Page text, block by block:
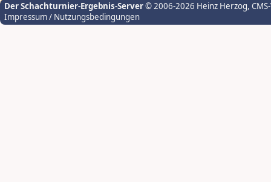
Der Schachturnier-Ergebnis-Server© 2006-2026 Heinz Herzog,
Impressum / Nutzungsbedingungen